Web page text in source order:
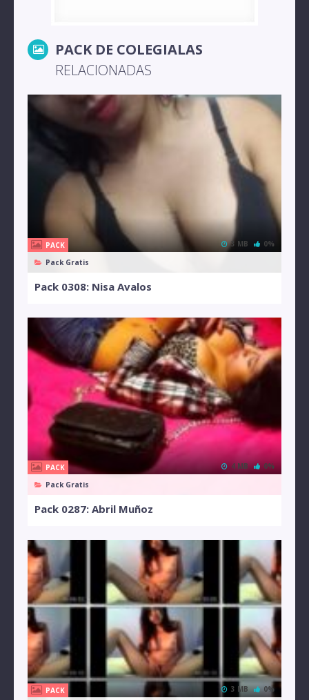
PACK DE COLEGIALAS
RELACIONADAS
PACK
Pack Gratis
3 MB 0%
Pack 0308: Nisa Avalos
PACK
Pack Gratis
4 MB 0%
Pack 0287: Abril Muñoz
PACK
3 MB 0%